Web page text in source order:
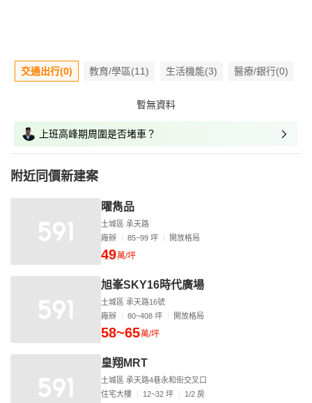
交通出行(0) 教育/學區(11) 生活機能(3) 醫療/銀行(0)
暫無資料
上班高峰期周圍是否堵車？
附近同價新建案
曜雋品
土城區 承天路
廠辦
85~99 坪 開放格局
49萬/坪
旭峯SKY16時代廣場
土城區 承天路16號
廠辦
80~408 坪 開放格局
58~65萬/坪
皇翔MRT
土城區 承天路4巷永和街交叉口
住宅大樓
12~32 坪 1/2 房